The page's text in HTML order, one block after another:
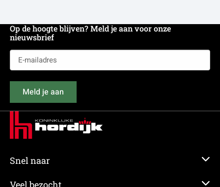
Op de hoogte blijven? Meld je aan voor onze
nieuwsbrief
mailadres
(Vereist)
Meld je aan
Snel naar
Veel bezocht